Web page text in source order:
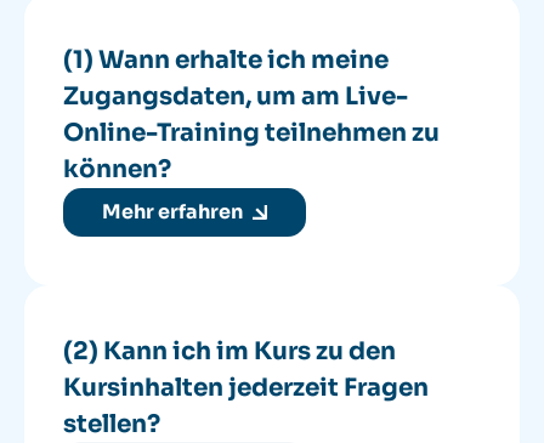
(1) Wann erhalte ich meine
Zugangsdaten, um am Live-
Online-Training teilnehmen zu
können?
Mehr erfahren
(2) Kann ich im Kurs zu den
Kursinhalten jederzeit Fragen
stellen?